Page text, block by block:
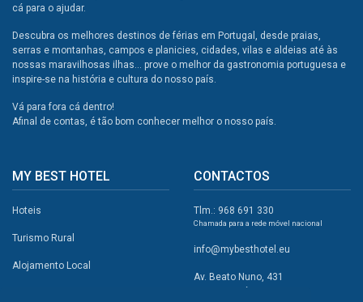
cá para o ajudar.
Descubra os melhores destinos de férias em Portugal, desde praias,
serras e montanhas, campos e planicies, cidades, vilas e aldeias até às
nossas maravilhosas ilhas... prove o melhor da gastronomia portuguesa e
inspire-se na história e cultura do nosso país.
Vá para fora cá dentro!
Afinal de contas, é tão bom conhecer melhor o nosso país.
MY BEST HOTEL
Hoteis
Turismo Rural
Alojamento Local
CONTACTOS
Tlm.: 968 691 330
Chamada para a rede móvel nacional
info@mybesthotel.eu
Av. Beato Nuno, 431
2495-401 Fátima